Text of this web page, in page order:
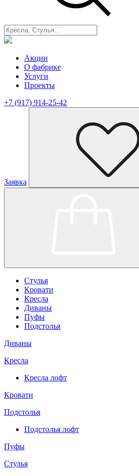
Акции
О фабрике
Услуги
Проекты
+7 (917) 914-25-42
Заявка
Стулья
Кровати
Кресла
Диваны
Пуфы
Подстолья
Диваны
Кресла
Кресла лофт
Кровати
Подстолья
Подстолья лофт
Пуфы
Стулья